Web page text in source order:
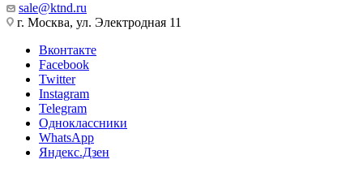
sale@ktnd.ru
г. Москва, ул. Электродная 11
Вконтакте
Facebook
Twitter
Instagram
Telegram
Одноклассники
WhatsApp
Яндекс.Дзен